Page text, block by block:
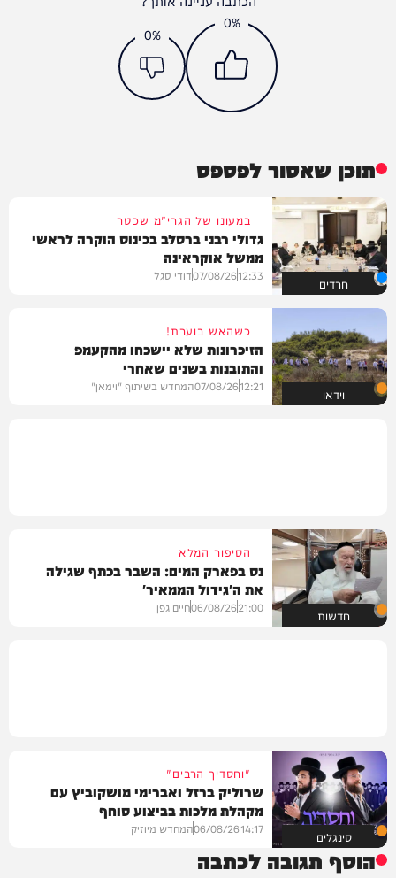
0%
0%
תוכן שאסור לפספס
חרדים
במעונו של הגרי"מ שכטר
גדולי רבני ברסלב בכינוס הוקרה לראשי
ממשל אוקראינה
12:33
07/08/26דודי סגל
וידאו
כשהאש בוערת!
הזיכרונות שלא יישכחו מהקעמפ
והתובנות בשנים שאחרי
12:21
07/08/26המחדש בשיתוף "וימאן"
חדשות
הסיפור המלא
נס בפארק המים: השבר בכתף שגילה
את ה'גידול הממאיר'
21:00
06/08/26חיים גפן
סינגלים
"וחסדיך הרבים"
שרוליק ברזל ואברימי מושקוביץ עם
מקהלת מלכות בביצוע סוחף
14:17
06/08/26המחדש מיוזיק
הוסף תגובה לכתבה